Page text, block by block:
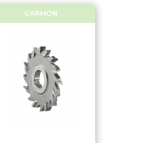
CARMON